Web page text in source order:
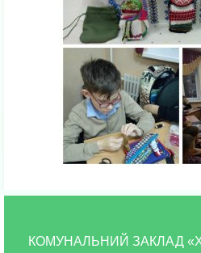
КОМУНАЛЬНИЙ ЗАКЛАД